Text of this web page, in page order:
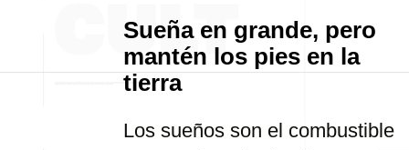
Sueña en grande, pero
mantén los pies en la
tierra
Los sueños son el combustible